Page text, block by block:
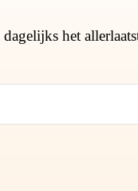
het